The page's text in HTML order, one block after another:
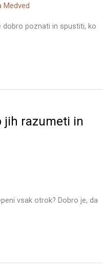
Medved
dobro poznati in spustiti, ko
jih razumeti in
vsak otrok? Dobro je, da